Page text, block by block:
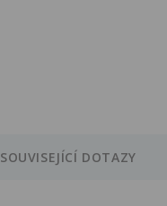
SOUVISEJÍCÍ DOTAZY